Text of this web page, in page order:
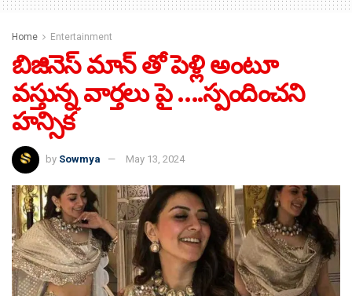
Home Entertainment
బిజినెస్ మాన్ తో పెళ్లి అంటూ
వస్తున్న వార్తలు పై ….స్పందించని
హన్సిక
by Sowmya May 13, 2024